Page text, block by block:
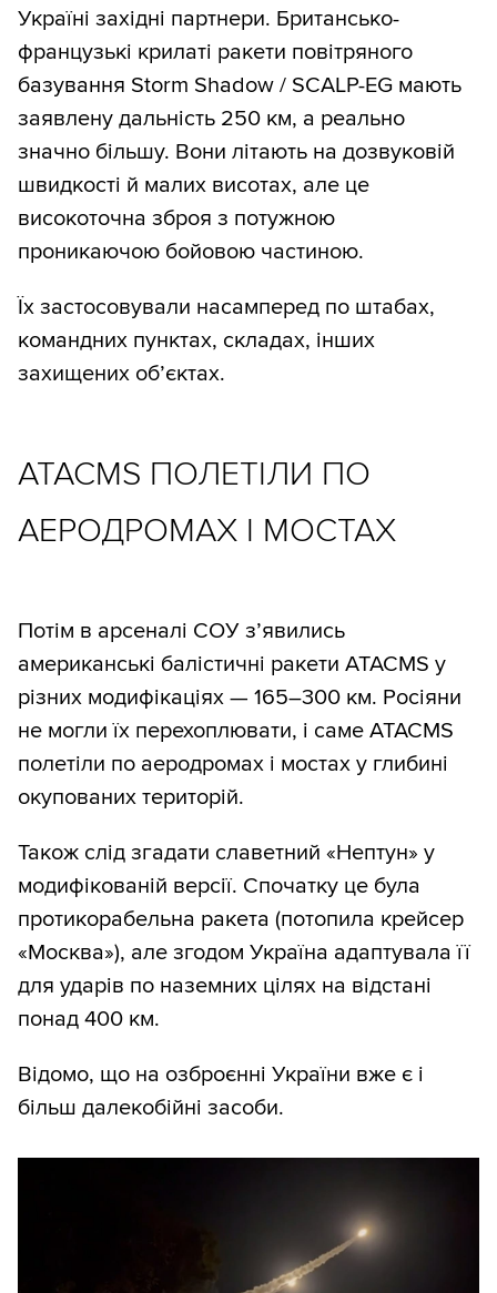
Україні західні партнери. Британсько-
французькі крилаті ракети повітряного
базування Storm Shadow / SCALP-EG мають
заявлену дальність 250 км, а реально
значно більшу. Вони літають на дозвуковій
швидкості й малих висотах, але це
високоточна зброя з потужною
проникаючою бойовою частиною.
Їх застосовували насамперед по штабах,
командних пунктах, складах, інших
захищених об’єктах.
ATACMS ПОЛЕТІЛИ ПО
АЕРОДРОМАХ І МОСТАХ
Потім в арсеналі СОУ з’явились
американські балістичні ракети ATACMS у
різних модифікаціях — 165–300 км. Росіяни
не могли їх перехоплювати, і саме ATACMS
полетіли по аеродромах і мостах у глибині
окупованих територій.
Також слід згадати славетний «Нептун» у
модифікованій версії. Спочатку це була
протикорабельна ракета (потопила крейсер
«Москва»), але згодом Україна адаптувала її
для ударів по наземних цілях на відстані
понад 400 км.
Відомо, що на озброєнні України вже є і
більш далекобійні засоби.